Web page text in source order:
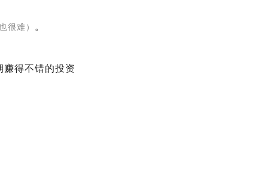
很难） 。
赚得不错的投资